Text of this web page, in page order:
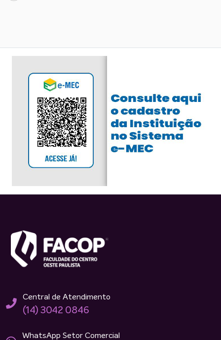
Central de Atendimento
(14) 3042 0846
WhatsApp Setor Comercial